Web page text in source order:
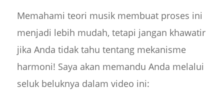
Memahami teori musik membuat proses ini
menjadi lebih mudah, tetapi jangan khawatir
jika Anda tidak tahu tentang mekanisme
harmoni! Saya akan memandu Anda melalui
seluk beluknya dalam video ini: